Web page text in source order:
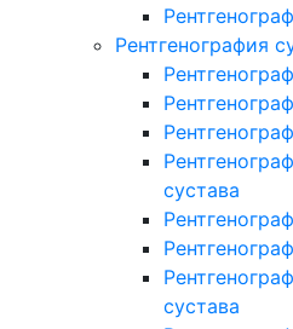
Рентгенография
сустава
сустава